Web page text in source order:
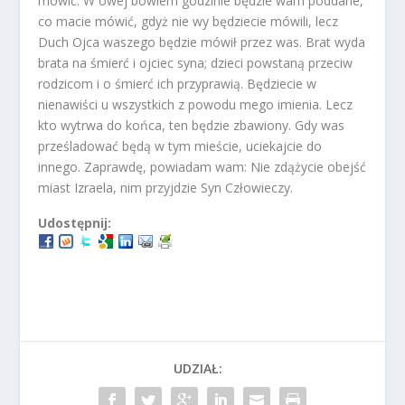
co macie mówić, gdyż nie wy będziecie mówili, lecz
Duch Ojca waszego będzie mówił przez was. Brat wyda
brata na śmierć i ojciec syna; dzieci powstaną przeciw
rodzicom i o śmierć ich przyprawią. Będziecie w
nienawiści u wszystkich z powodu mego imienia. Lecz
kto wytrwa do końca, ten będzie zbawiony. Gdy was
prześladować będą w tym mieście, uciekajcie do
innego. Zaprawdę, powiadam wam: Nie zdążycie obejść
miast Izraela, nim przyjdzie Syn Człowieczy.
Udostępnij:
UDZIAŁ: